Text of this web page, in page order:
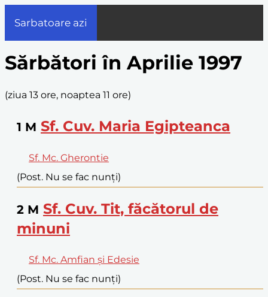
Sarbatoare azi
Sărbători în Aprilie 1997
(ziua 13 ore, noaptea 11 ore)
1 M Sf. Cuv. Maria Egipteanca
Sf. Mc. Gherontie
(Post. Nu se fac nunți)
2 M Sf. Cuv. Tit, făcătorul de
minuni
Sf. Mc. Amfian și Edesie
(Post. Nu se fac nunți)